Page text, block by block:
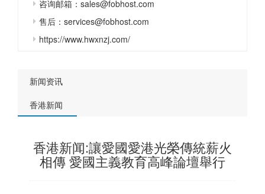
咨询邮箱：sales@fobhost.com
售后：services@fobhost.com
https://www.hwxnzj.com/
新闻资讯
香港新闻
香港新闻:讓愛國愛港光榮傳統薪火
相傳 愛國主義教育高峰論壇舉行